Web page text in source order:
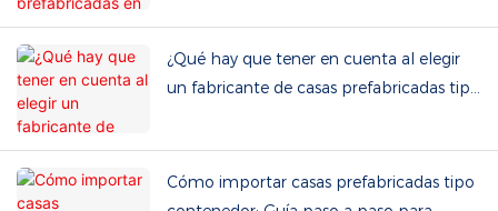
costes.
¿Qué hay que tener en cuenta al elegir
un fabricante de casas prefabricadas tipo
Cómo importar casas prefabricadas tipo